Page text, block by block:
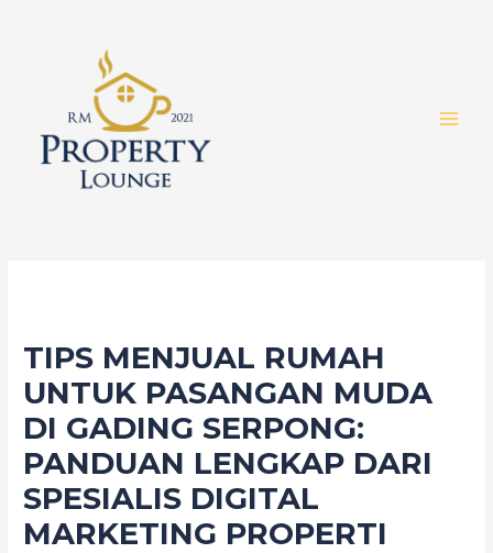
TIPS MENJUAL RUMAH
UNTUK PASANGAN MUDA
DI GADING SERPONG:
PANDUAN LENGKAP DARI
SPESIALIS DIGITAL
MARKETING PROPERTI